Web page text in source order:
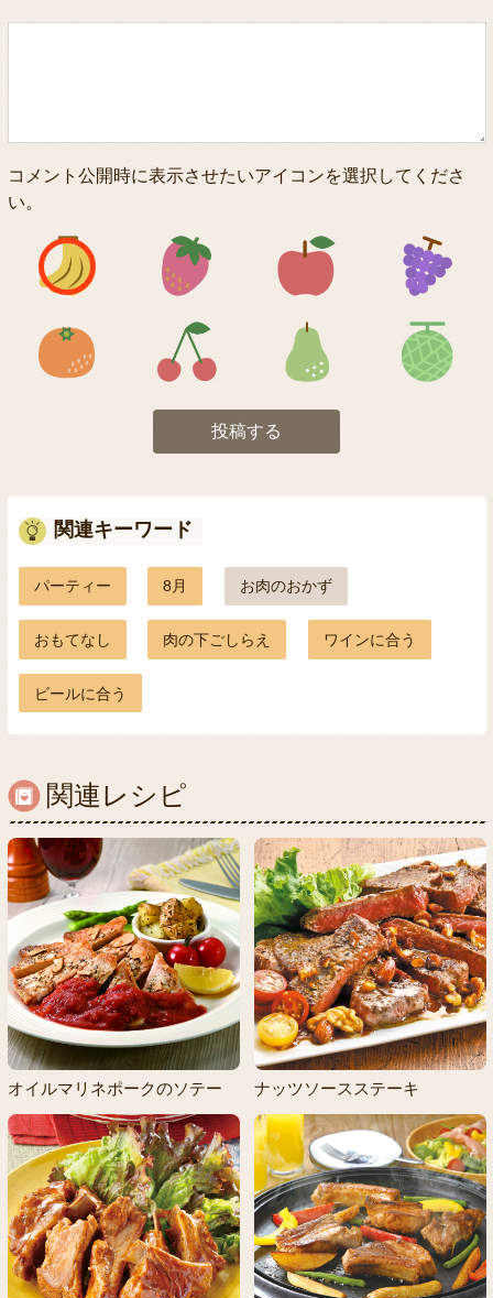
コメント公開時に表示させたいアイコンを選択してくださ
い。
アイコン1 アイコン2 アイコン3
アイコン5 アイコン6 アイコン7
投稿する
関連キーワード
パーティー 8月 お肉のおかず
おもてなし 肉の下ごしらえ ワインに合う
ビールに合う
関連レシピ
オイルマリネポークのソテー ナッツソースステーキ